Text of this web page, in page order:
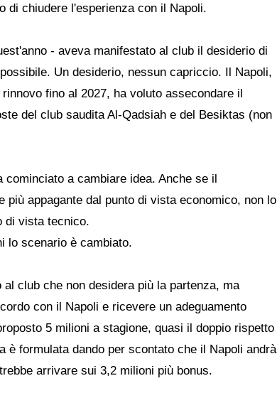
di chiudere l'esperienza con il Napoli.
- aveva manifestato al club il desiderio di
Un desiderio, nessun capriccio. Il Napoli,
fino al 2027, ha voluto assecondare il
del club saudita Al-Qadsiah e del Besiktas (non
cominciato a cambiare idea. Anche se il
più appagante dal punto di vista economico, non lo
di vista tecnico.
lo scenario è cambiato.
club che non desidera più la partenza, ma
con il Napoli e ricevere un adeguamento
5 milioni a stagione, quasi il doppio rispetto
è formulata dando per scontato che il Napoli andrà
arrivare sui 3,2 milioni più bonus.